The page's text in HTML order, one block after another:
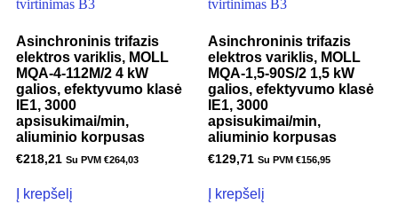
Asinchroninis trifazis
elektros variklis, MOLL
MQA-4-112M/2 4 kW
galios, efektyvumo klasė
IE1, 3000
apsisukimai/min,
aliuminio korpusas
€218,21 Su PVM €264,03
Į krepšelį
Asinchroninis trifazis
elektros variklis, MOLL
MQA-1,5-90S/2 1,5 kW
galios, efektyvumo klasė
IE1, 3000
apsisukimai/min,
aliuminio korpusas
€129,71 Su PVM €156,95
Į krepšelį